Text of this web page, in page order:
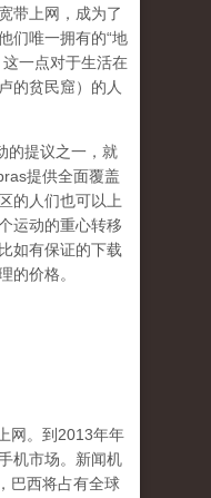
带上网，成为了
们唯一拥有的“地
一点对于生活在
的贫民窟）的人
的提议之一，就
提供全面覆盖
的人们也可以上
运动的重心转移
如有保证的下载
的价格。
网。到2013年年
机市场。新闻机
巴西将占有全球